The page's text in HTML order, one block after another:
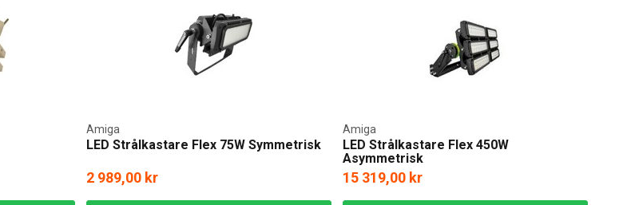
LED Strålkastare Flex 75W Symmetrisk
Amiga
2 989,00 kr
LED Strålkastare Flex 450W
Asymmetrisk
Amiga
15 319,00 kr